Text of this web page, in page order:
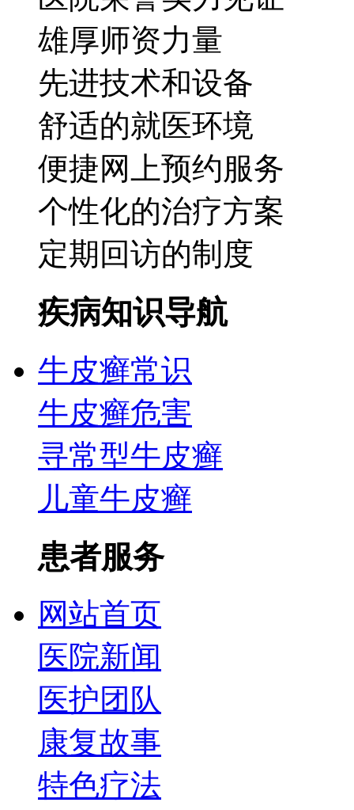
雄厚师资力量
先进技术和设备
舒适的就医环境
便捷网上预约服务
个性化的治疗方案
定期回访的制度
疾病知识导航
牛皮癣常识
牛皮癣危害
寻常型牛皮癣
儿童牛皮癣
患者服务
网站首页
医院新闻
医护团队
康复故事
特色疗法